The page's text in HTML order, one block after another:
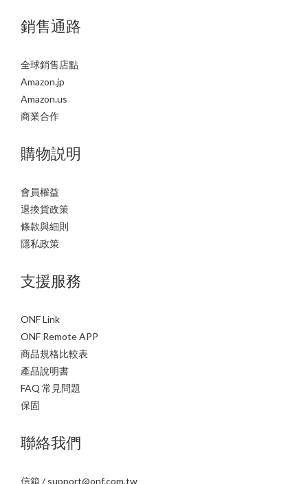
銷售通路
全球銷售店點
Amazon.jp
Amazon.us
商業合作
購物説明
會員權益
退換貨政策
條款與細則
隱私政策
支援服務
ONF Link
ONF Remote APP
商品規格比較表
產品說明書
FAQ 常見問題
保固
聯絡我們
信箱 / support@onf.com.tw